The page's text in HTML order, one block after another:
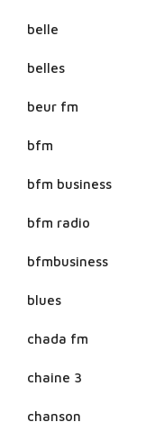
belle
belles
beur fm
bfm
bfm business
bfm radio
bfmbusiness
blues
chada fm
chaine 3
chanson